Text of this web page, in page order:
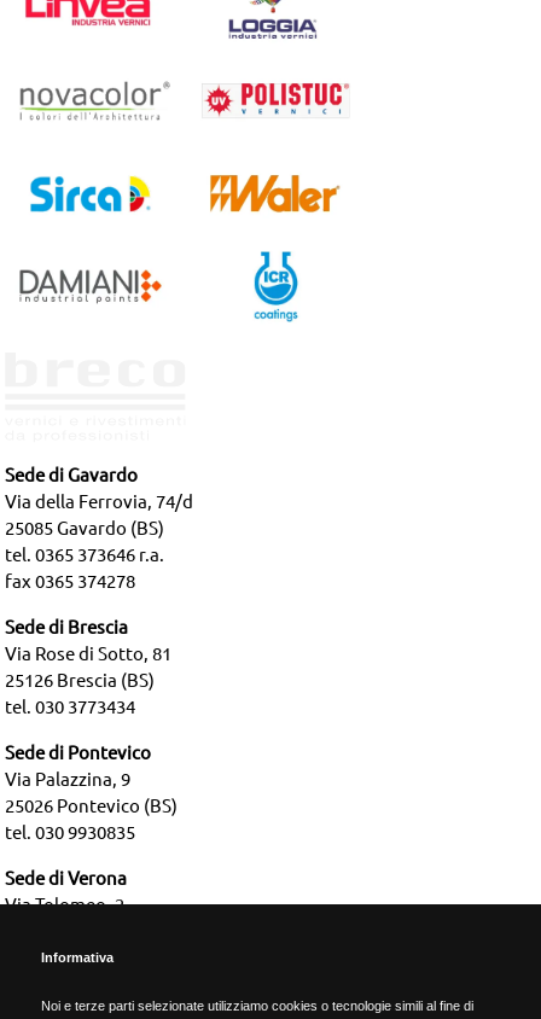
Informativa
Noi e terze parti selezionate utilizziamo cookies o tecnologie simili al fine di
Sede di Gavardo
Via della Ferrovia, 74/d
25085 Gavardo (BS)
tel. 0365 373646 r.a.
fax 0365 374278
Sede di Brescia
Via Rose di Sotto, 81
25126 Brescia (BS)
tel. 030 3773434
Sede di Pontevico
Via Palazzina, 9
25026 Pontevico (BS)
tel. 030 9930835
Sede di Verona
Via Tolomeo, 2
tel. 045 2583664